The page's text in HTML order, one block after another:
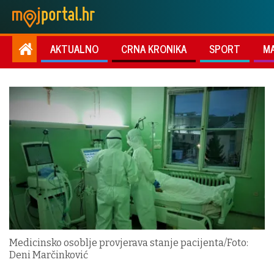
AKTUALNO CRNA KRONIKA SPORT
Medicinsko osoblje provjerava stanje pacijenta/Foto:
Deni Marčinković